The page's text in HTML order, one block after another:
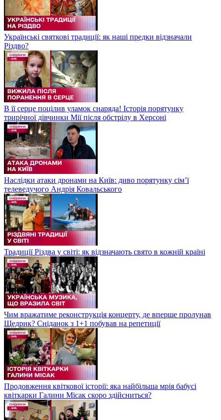
Українські святкові традиції: як наші предки відзначали
Різдво?
В її серце поцілив уламок снаряда! Історія порятунку
трирічної дівчинки Мії після обстрілу в Херсоні
Наслідки атаки дронами на Київ: диво порятунку сім’ї
телеведучого Андрія Ковальського
Традиції Різдва у світі: як відзначають свято в кожній країні
Чим вражатиме реконструкція концерту, де вперше пролунав
Щедрик? Сніданок з 1+1 побував на репетиції
Продовження квіткової історії: яка найбільша мрія бабусі
квіткарки Галини Місак скоро здійсниться?